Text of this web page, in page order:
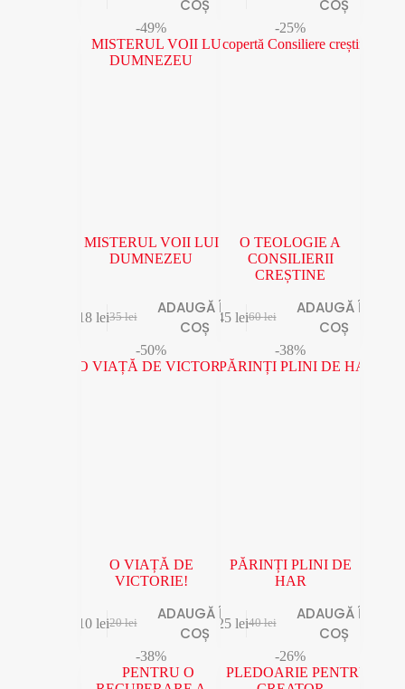
COȘ COȘ
-49%
MISTERUL VOII LUI
DUMNEZEU
35lei
18 lei
ADAUGĂ ÎN
COȘ
-25%
O TEOLOGIE A
CONSILIERII
CREȘTINE
60lei
45 lei
ADAUGĂ ÎN
COȘ
-50%
O VIAȚĂ DE
VICTORIE!
20lei
10 lei
ADAUGĂ ÎN
COȘ
-38%
PĂRINȚI PLINI DE
HAR
40lei
25 lei
ADAUGĂ ÎN
COȘ
-38% -26%